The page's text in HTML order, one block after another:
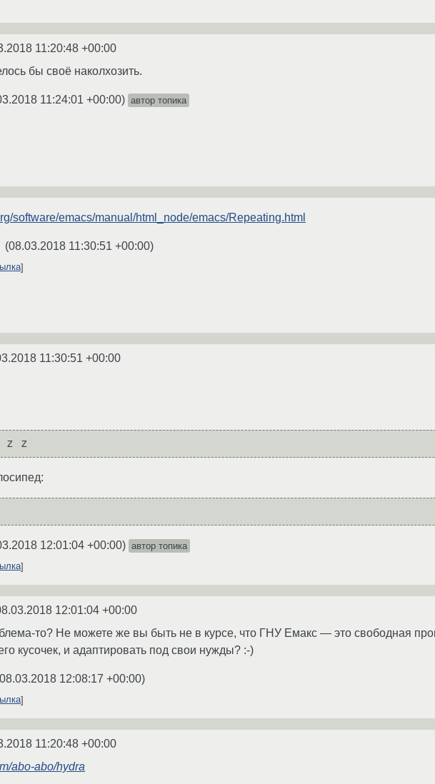
11:20:48 +00:00
бы своё наколхозить.
11:24:01 +00:00) автор топика
software/emacs/manual/html_node/emacs/Repeating.html
(08.03.2018 11:30:51 +00:00)
11:30:51 +00:00
12:01:04 +00:00) автор топика
12:01:04 +00:00
то? Не можете же вы быть не в курсе, что ГНУ Емакс — это свободная
кусочек, и адаптировать под свои нужды? :-)
08.03.2018 12:08:17 +00:00)
11:20:48 +00:00
abo-abo/hydra